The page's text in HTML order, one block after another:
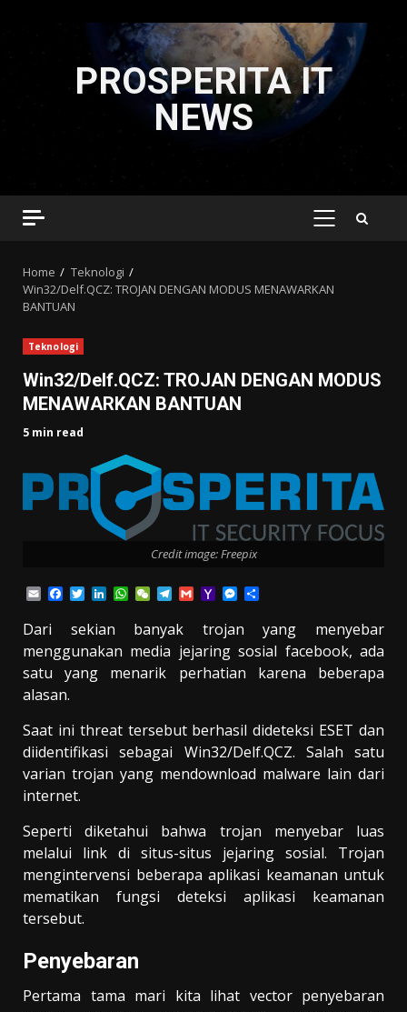
PROSPERITA IT
NEWS
PRIMARY
Home
Teknologi
Win32/Delf.QCZ: TROJAN DENGAN MODUS MENAWARKAN
BANTUAN
Teknologi
Win32/Delf.QCZ: TROJAN DENGAN MODUS
MENAWARKAN BANTUAN
5 min read
Credit image: Freepix
EmailFacebook
TwitterLinkedIn
WhatsApp
WeChatTelegram
GmailYahoo
Mail
Messenger
Dari sekian banyak trojan yang menyebar
menggunakan media jejaring sosial facebook, ada
satu yang menarik perhatian karena beberapa
alasan.
Saat ini threat tersebut berhasil dideteksi ESET dan
diidentifikasi sebagai Win32/Delf.QCZ. Salah satu
varian trojan yang mendownload malware lain dari
internet.
Seperti diketahui bahwa trojan menyebar luas
melalui link di situs-situs jejaring sosial. Trojan
mengintervensi beberapa aplikasi keamanan untuk
mematikan fungsi deteksi aplikasi keamanan
tersebut.
Penyebaran
Pertama tama mari kita lihat vector penyebaran